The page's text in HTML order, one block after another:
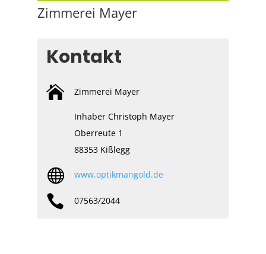
Zimmerei Mayer
Kontakt
 Zimmerei Mayer
Inhaber Christoph Mayer
Oberreute 1
88353 Kißlegg
 www.optikmangold.de
 07563/2044